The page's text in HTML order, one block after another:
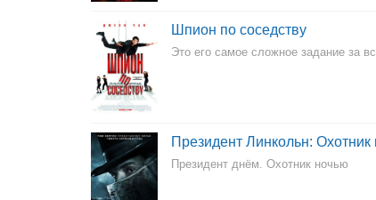
Шпион по соседству
Это его самое сложное задание за
Президент Линкольн:
Президент днём. Охотник ночью